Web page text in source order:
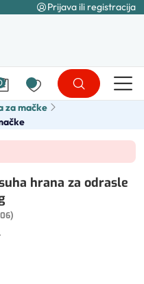
Prijava ili registracija
za mačke
hrana za odrasle